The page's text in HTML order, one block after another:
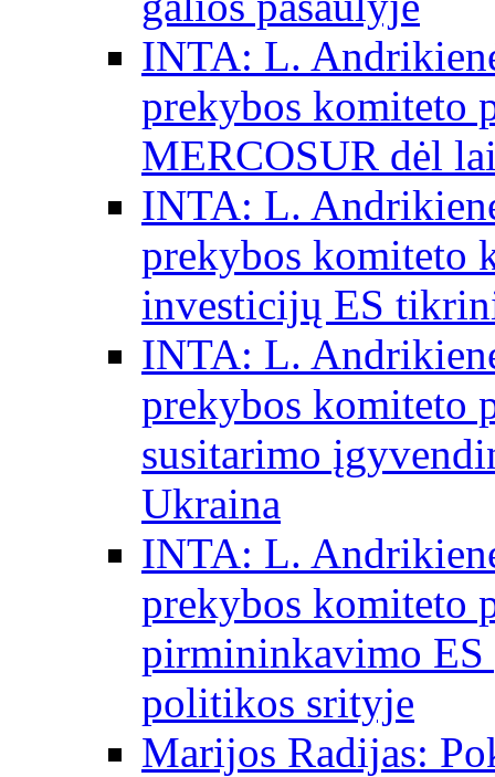
INTA: L.
prekybos komiteto
MERCOSUR dėl
INTA: L.
prekybos komiteto
investicijų ES
INTA: L.
prekybos komiteto
susitarimo
Ukraina
INTA: L.
prekybos komiteto
pirmininkavimo ES
politikos srityje
Marijos Radijas: